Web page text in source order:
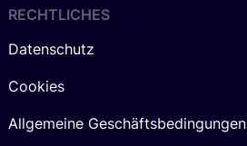
RECHTLICHES
Datenschutz
Cookies
Allgemeine Geschäftsbedingungen